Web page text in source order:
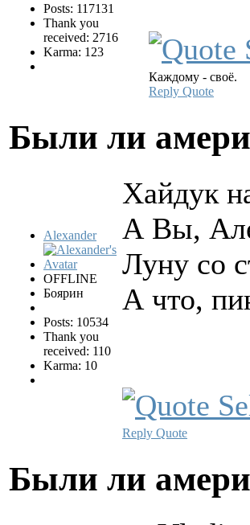
Posts: 117131
Thank you
received: 2716
Karma: 123
Каждому - своё.
Reply Quote
Были ли
Alexander
OFFLINE
Боярин
Posts: 10534
Thank you
received: 110
Karma: 10
Хайдук
А Вы,
Луну со
А что,
Reply Quote
Были ли